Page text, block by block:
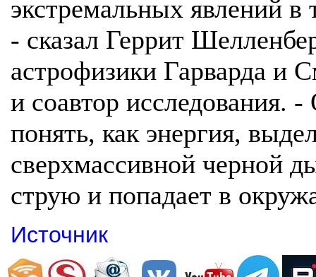
экстремальных явлений в
- сказал Геррит
астрофизики Гарварда и
и соавтор
понять, как энергия,
сверхмассивной черной
струю и попадает в
Источник